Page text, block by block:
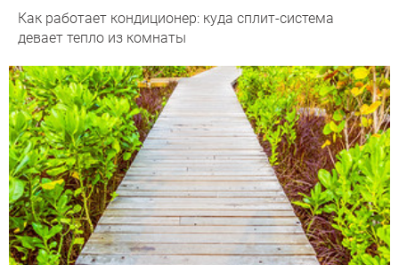
Как работает кондиционер: куда сплит-система
девает тепло из комнаты